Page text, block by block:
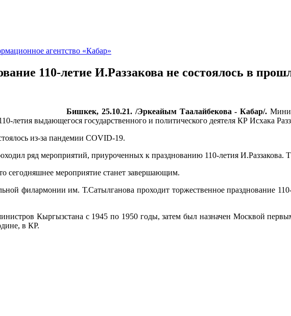
110-летие И.Раззакова не состоялось в
Бишкек, 25.10.21. /Эркеайым Таалайбекова - Кабар/.
летия выдающегося государственного и политического деятеля КР Исхака
из-за пандемии COVID-19.
ряд мероприятий, приуроченных к празднованию 110-летия И.Раззакова.
сегодняшнее мероприятие станет завершающим.
филармонии им. Т.Сатылганова проходит торжественное празднование
Кыргызстана с 1945 по 1950 годы, затем был назначен Москвой
в КР.